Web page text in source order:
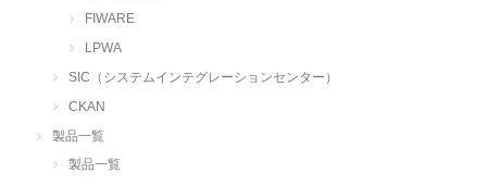
FIWARE
LPWA
SIC（システムインテグレーションセンター）
CKAN
製品一覧
製品一覧